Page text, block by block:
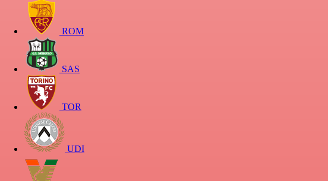
ROM
SAS
TOR
UDI